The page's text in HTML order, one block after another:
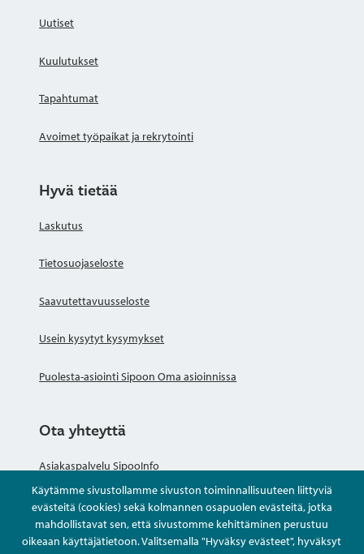
Käytämme sivustollamme sivuston toiminnallisuuteen liittyviä
evästeitä (cookies) sekä kolmannen osapuolen evästeitä, jotka
mahdollistavat sen, että sivustomme kehittäminen perustuu
oikeaan käyttäjätietoon. Valitsemalla "Hyväksy evästeet", hyväksyt
Uutiset
Kuulutukset
Tapahtumat
Avoimet työpaikat ja rekrytointi
Hyvä tietää
Laskutus
Tietosuojaseloste
Saavutettavuusseloste
Usein kysytyt kysymykset
Puolesta-asiointi Sipoon Oma asioinnissa
Ota yhteyttä
Asiakaspalvelu SipooInfo
Anna palautetta nimettömästi
Kysy tai asioi